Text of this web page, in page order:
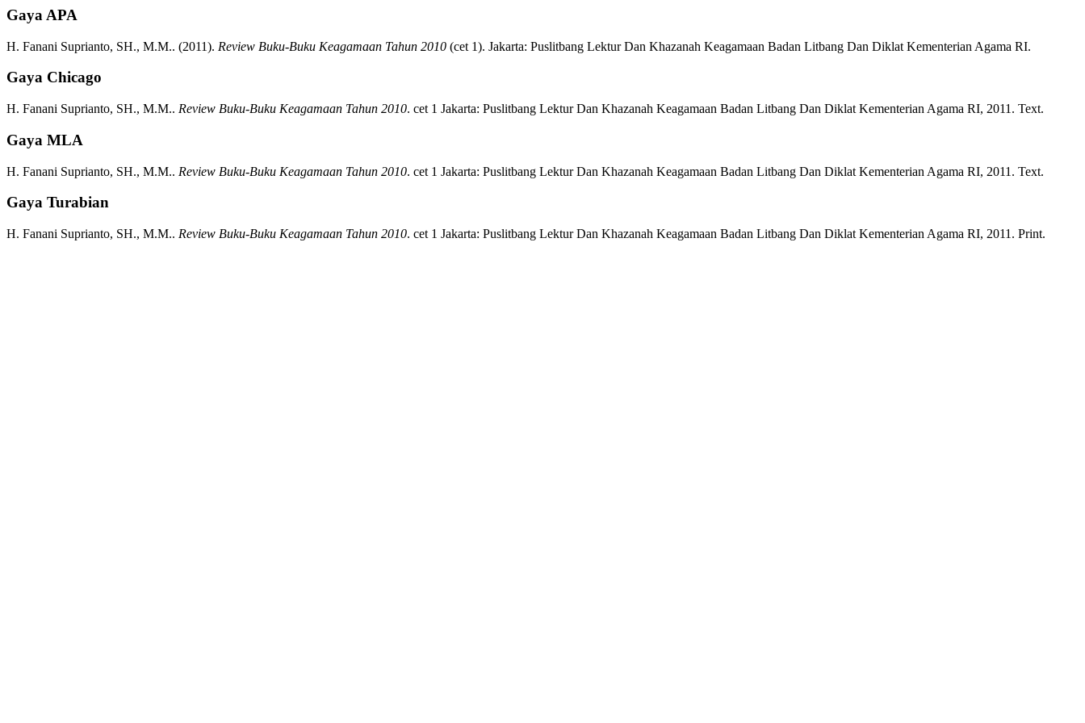
Gaya APA
H. Fanani Suprianto, SH., M.M.. (2011). Review Buku-Buku Keagamaan Tahun 2010 (cet 1). Jakarta: Puslitbang Lektur Dan Khazanah Keagamaan Badan Litbang Dan Diklat Kementerian Agama RI.
Gaya Chicago
H. Fanani Suprianto, SH., M.M.. Review Buku-Buku Keagamaan Tahun 2010. cet 1 Jakarta: Puslitbang Lektur Dan Khazanah Keagamaan Badan Litbang Dan Diklat Kementerian Agama RI, 2011. Text.
Gaya MLA
H. Fanani Suprianto, SH., M.M.. Review Buku-Buku Keagamaan Tahun 2010. cet 1 Jakarta: Puslitbang Lektur Dan Khazanah Keagamaan Badan Litbang Dan Diklat Kementerian Agama RI, 2011. Text.
Gaya Turabian
H. Fanani Suprianto, SH., M.M.. Review Buku-Buku Keagamaan Tahun 2010. cet 1 Jakarta: Puslitbang Lektur Dan Khazanah Keagamaan Badan Litbang Dan Diklat Kementerian Agama RI, 2011. Print.